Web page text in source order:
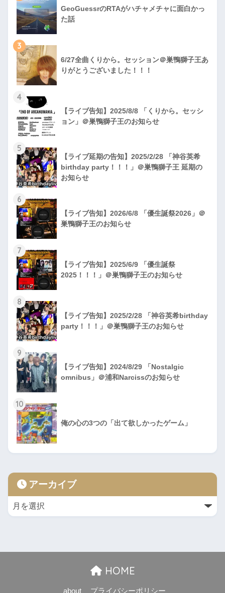
GeoGuessrのRTAがハチャメチャに面白かっ
た話
3
6/27全曲くりから。セッション＠巣鴨獅子王あ
りがとうございました！！！
4
【ライブ告知】2025/8/8 「くりから。セッシ
ョン」＠巣鴨獅子王のお知らせ
5
【ライブ延期の告知】2025/2/28 「神谷英希
birthday party！！！」＠巣鴨獅子王 延期の
お知らせ
6
【ライブ告知】2026/6/8 「優生誕祭2026」＠
巣鴨獅子王のお知らせ
7
【ライブ告知】2025/6/9 「優生誕祭
2025！！！」＠巣鴨獅子王のお知らせ
8
【ライブ告知】2025/2/28 「神谷英希birthday
party！！！」＠巣鴨獅子王のお知らせ
9
【ライブ告知】2024/8/29 「Nostalgic
omnibus」＠浦和Narcissのお知らせ
10
俺の心の3つの「出て欲しかったゲーム」
アーカイブ
HOME
about プライバシーポリシー